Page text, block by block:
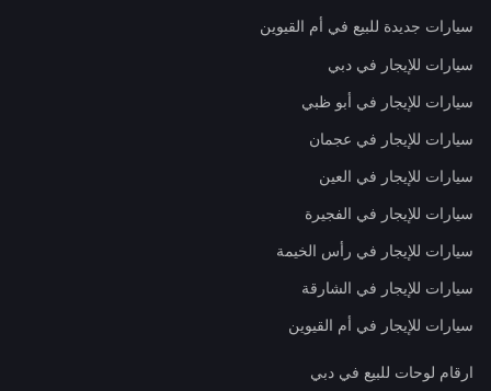
سيارات جديدة للبيع في أم القيوين
سيارات للإيجار في دبي
سيارات للإيجار في أبو ظبي
سيارات للإيجار في عجمان
سيارات للإيجار في العين
سيارات للإيجار في الفجيرة
سيارات للإيجار في رأس الخيمة
سيارات للإيجار في الشارقة
سيارات للإيجار في أم القيوين
ارقام لوحات للبيع في دبي